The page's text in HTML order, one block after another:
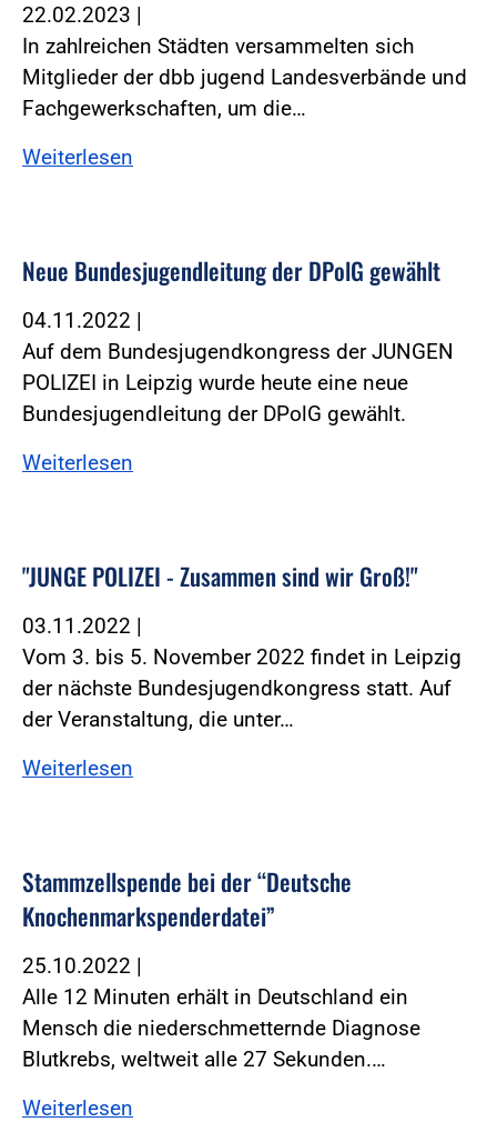
22.02.2023 |
In zahlreichen Städten versammelten sich
Mitglieder der dbb jugend Landesverbände und
Fachgewerkschaften, um die…
Weiterlesen
Neue Bundesjugendleitung der DPolG gewählt
04.11.2022 |
Auf dem Bundesjugendkongress der JUNGEN
POLIZEI in Leipzig wurde heute eine neue
Bundesjugendleitung der DPolG gewählt.
Weiterlesen
"JUNGE POLIZEI - Zusammen sind wir Groß!"
03.11.2022 |
Vom 3. bis 5. November 2022 findet in Leipzig
der nächste Bundesjugendkongress statt. Auf
der Veranstaltung, die unter…
Weiterlesen
Stammzellspende bei der “Deutsche
Knochenmarkspenderdatei”
25.10.2022 |
Alle 12 Minuten erhält in Deutschland ein
Mensch die niederschmetternde Diagnose
Blutkrebs, weltweit alle 27 Sekunden.…
Weiterlesen